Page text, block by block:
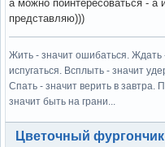
а можно поинтересоваться - а
представляю)))
Жить - значит ошибаться. Ждать
испугаться. Всплыть - значит
Спать - значит верить в завтра.
значит быть на грани...
Вне форума
Цветочный фургончик